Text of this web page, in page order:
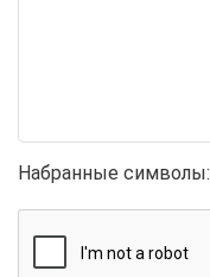
Набранные символы: